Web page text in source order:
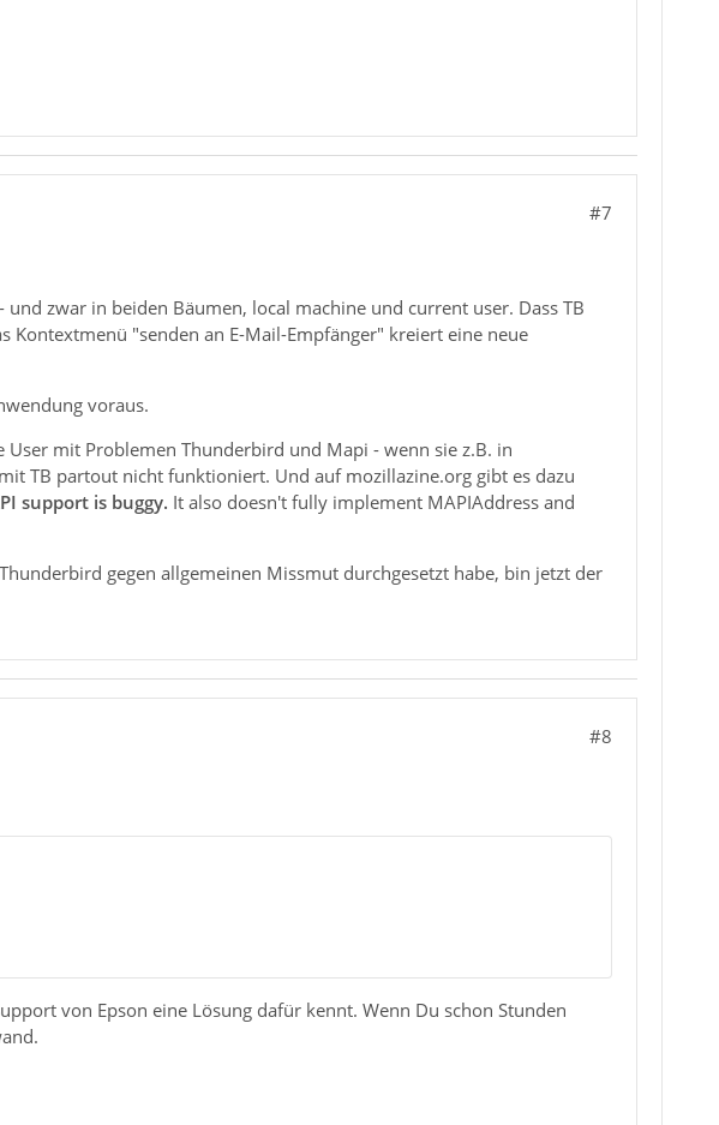
#7
zwar in beiden Bäumen, local machine und current user. Dass TB
"senden an E-Mail-Empfänger" kreiert eine neue
voraus.
mit Problemen Thunderbird und Mapi - wenn sie z.B. in
TB partout nicht funktioniert. Und auf mozillazine.org gibt es dazu
support is buggy. It also doesn't fully implement MAPIAddress and
gegen allgemeinen Missmut durchgesetzt habe, bin jetzt der
#8
von Epson eine Lösung dafür kennt. Wenn Du schon Stunden